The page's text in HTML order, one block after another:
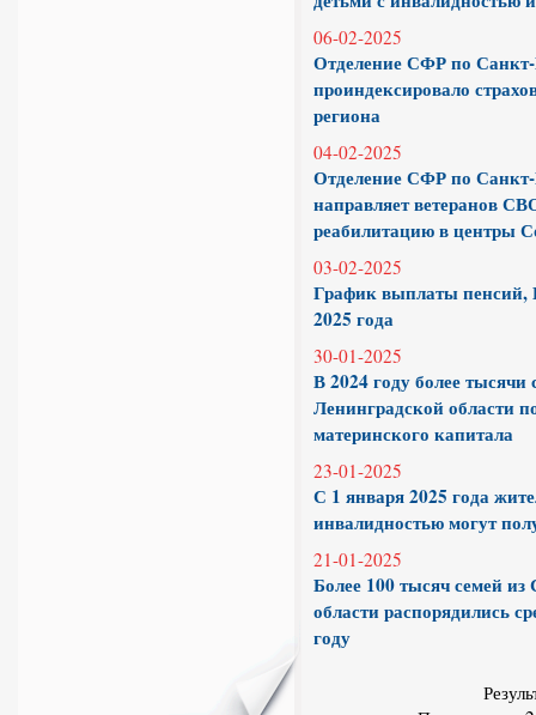
06-02-2025
Отделение СФР по Санкт-
проиндексировало
региона
04-02-2025
Отделение СФР по Санкт-
направляет ветеранов
реабилитацию в центры
03-02-2025
График выплаты пенсий,
2025 года
30-01-2025
В 2024 году более
Ленинградской области
материнского капитала
23-01-2025
С 1 января 2025 года
инвалидностью могут
21-01-2025
Более 100 тысяч семей
области распорядились
году